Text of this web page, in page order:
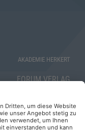
AKADEMIE HERKERT
FORUM VERLAG
18
86504 Merching